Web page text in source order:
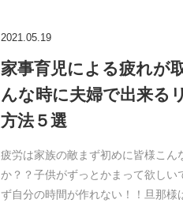
2021.05.19
家事育児による疲れが
んな時に夫婦で出来る
方法５選
疲労は家族の敵まず初めに皆様こん
か？？子供がずっとかまって欲しい
ず自分の時間が作れない！！旦那様